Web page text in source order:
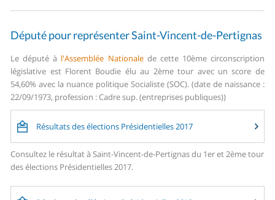
Député pour représenter Saint-Vincent-de-Pertignas
Le député à l'Assemblée Nationalede cette 10ème circonscription
législative est Florent Boudie élu au 2ème tour avec un score de
54,60% avec la nuance politique Socialiste (SOC). (date de naissance :
22/09/1973, profession : Cadre sup. (entreprises publiques))
Résultats des élections Présidentielles 2017
Consultez le résultat à Saint-Vincent-de-Pertignas du 1er et 2ème tour
des élections Présidentielles 2017.